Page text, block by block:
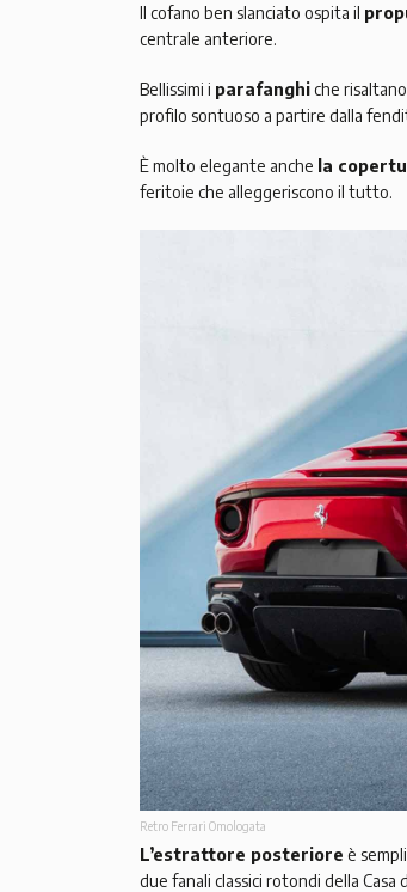
Il cofano ben slanciato ospita il
centrale anteriore.
Bellissimi i parafanghiche
profilo sontuoso a partire dalla
È molto elegante anche la
feritoie che alleggeriscono il tutto.
Retro Ferrari Omologata
L’estrattore posteriore è
due fanali classici rotondi della Casa